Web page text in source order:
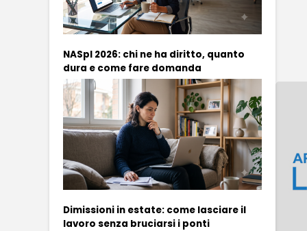
NASpI 2026: chi ne ha diritto, quanto
dura e come fare domanda
Dimissioni in estate: come lasciare il
lavoro senza bruciarsi i ponti